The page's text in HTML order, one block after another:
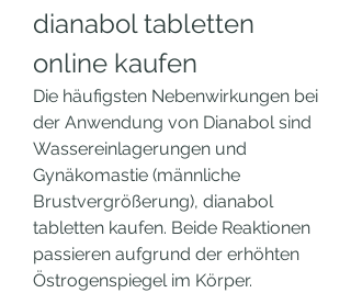
dianabol tabletten
online kaufen
Die häufigsten Nebenwirkungen bei
der Anwendung von Dianabol sind
Wassereinlagerungen und
Gynäkomastie (männliche
Brustvergrößerung), dianabol
tabletten kaufen. Beide Reaktionen
passieren aufgrund der erhöhten
Östrogenspiegel im Körper.